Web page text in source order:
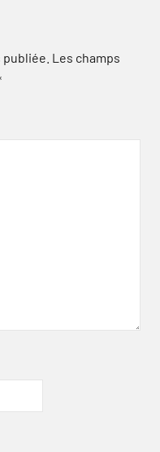
Les champs